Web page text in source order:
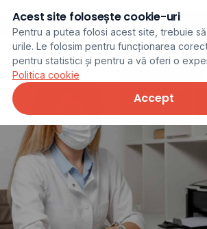
Acest site folosește cookie-uri
Pentru a putea folosi acest site, trebuie
urile. Le folosim pentru funcționarea
pentru statistici și pentru a vă oferi o
Politica cookie
Accept